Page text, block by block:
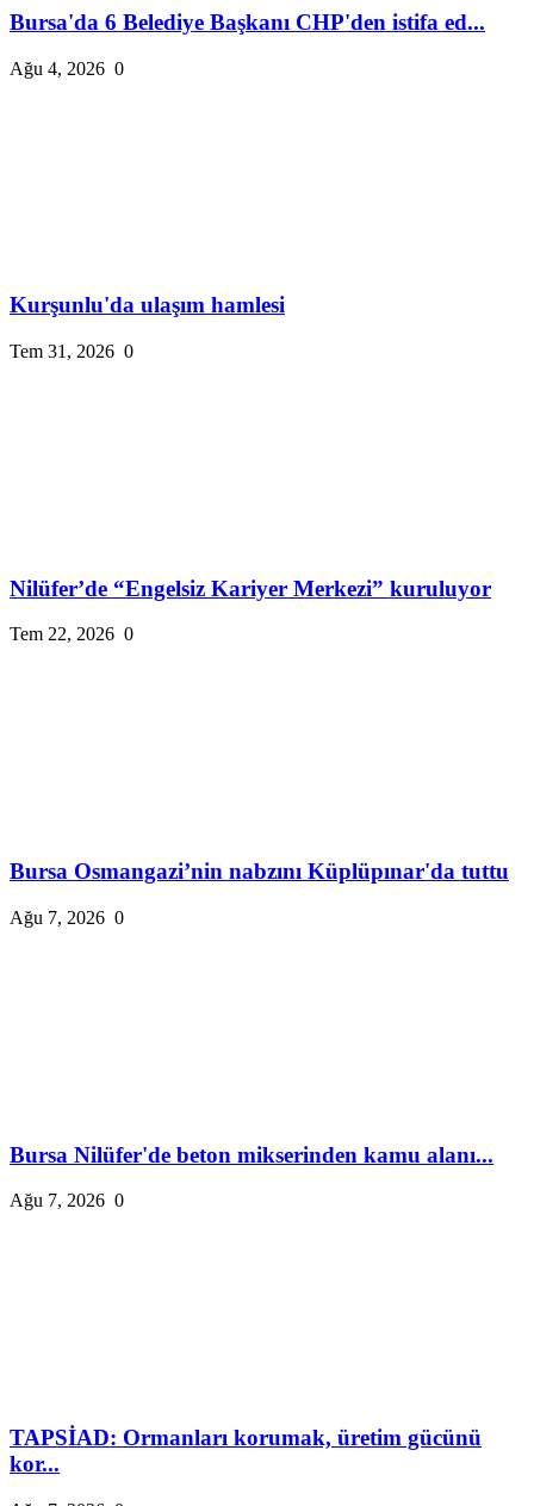
Bursa'da 6 Belediye Başkanı CHP'den istifa ed...
Ağu 4, 2026 0
Kurşunlu'da ulaşım hamlesi
Tem 31, 2026 0
Nilüfer’de “Engelsiz Kariyer Merkezi” kuruluyor
Tem 22, 2026 0
Bursa Osmangazi’nin nabzını Küplüpınar'da tuttu
Ağu 7, 2026 0
Bursa Nilüfer'de beton mikserinden kamu alanı...
Ağu 7, 2026 0
TAPSİAD: Ormanları korumak, üretim gücünü
kor...